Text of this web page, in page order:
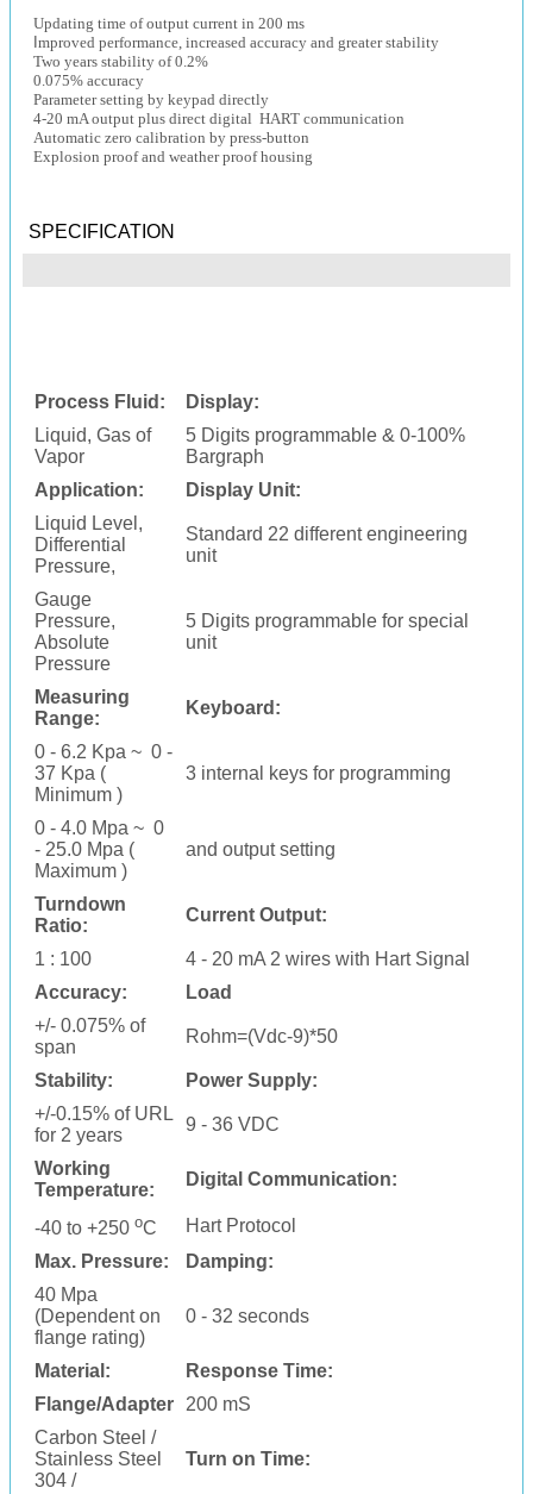
Updating time of output current in 200 ms
mproved performance, increased accuracy and greater stability
Two years stability of 0.2%
0.075% accuracy
Parameter setting by keypad directly
4-20 mA output plus direct digital HART communication
Automatic zero calibration by press-button
Explosion proof and weather proof housing
SPECIFICATION
Process Fluid:
Display:
Liquid, Gas of
Vapor
5 Digits programmable & 0-100%
Bargraph
Application:
Display Unit:
Liquid Level,
Differential
Pressure,
Standard 22 different engineering
unit
Gauge
Pressure,
Absolute
Pressure
5 Digits programmable for special
unit
Measuring
Range:
Keyboard:
0 - 6.2 Kpa ~ 0 -
37 Kpa (
Minimum )
3 internal keys for programming
0 - 4.0 Mpa ~ 0
- 25.0 Mpa (
Maximum )
and output setting
Turndown
Ratio:
Current Output:
1 : 100
4 - 20 mA 2 wires with Hart Signal
Accuracy:
Load
+/- 0.075% of
span
Rohm=(Vdc-9)*50
Stability:
Power Supply:
+/-0.15% of URL
for 2 years
9 - 36 VDC
Working
Temperature:
Digital Communication:
-40 to +250 oC
Hart Protocol
Max. Pressure:
Damping:
40 Mpa
(Dependent on
flange rating)
0 - 32 seconds
Material:
Response Time:
Flange/Adapter
200 mS
Carbon Steel /
Stainless Steel
304 /
Turn on Time: